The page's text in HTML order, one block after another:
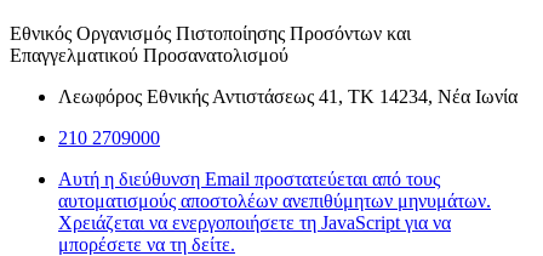
Εθνικός Οργανισμός Πιστοποίησης Προσόντων και
Επαγγελματικού Προσανατολισμού
Λεωφόρος Εθνικής Αντιστάσεως 41, ΤΚ 14234, Νέα Ιωνία
210 2709000
Αυτή η διεύθυνση Email προστατεύεται από τους
αυτοματισμούς αποστολέων ανεπιθύμητων μηνυμάτων.
Χρειάζεται να ενεργοποιήσετε τη JavaScript για να
μπορέσετε να τη δείτε.